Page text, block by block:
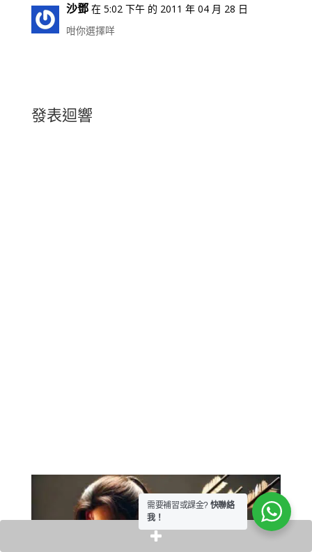
沙鄧 在 5:02 下午 的 2011 年 04 月 28 日
咁你選擇咩
發表迴響
需要補習或課金? 快聯絡
我！